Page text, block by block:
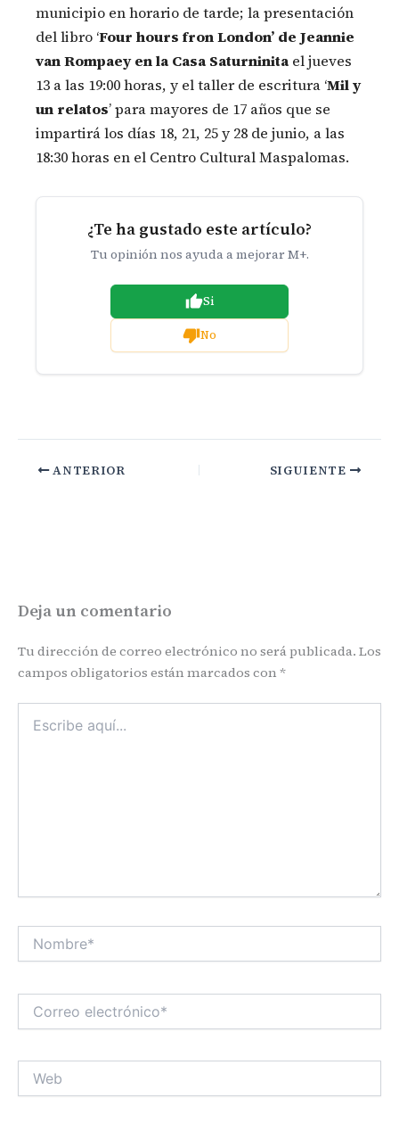
municipio en horario de tarde; la presentación
del libro ‘Four hours fron London’ de Jeannie
van Rompaey en la Casa Saturninita el jueves
13 a las 19:00 horas, y el taller de escritura ‘Mil y
un relatos’ para mayores de 17 años que se
impartirá los días 18, 21, 25 y 28 de junio, a las
18:30 horas en el Centro Cultural Maspalomas.
¿Te ha gustado este artículo?
Tu opinión nos ayuda a mejorar M+.
Si
No
ANTERIOR SIGUIENTE
Deja un comentario
Tu dirección de correo electrónico no será publicada. Los
campos obligatorios están marcados con *
aquí...
Nombre*
electrónico*
Web